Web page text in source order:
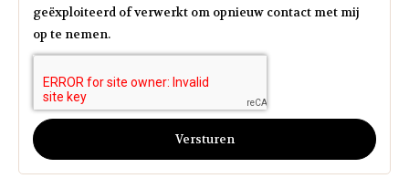
geëxploiteerd of verwerkt om opnieuw contact met mij
op te nemen.
Versturen